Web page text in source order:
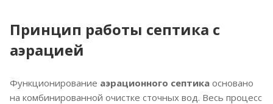
Принцип работы септика с
аэрацией
Функционирование аэрационного септика основано
на комбинированной очистке сточных вод. Весь процесс